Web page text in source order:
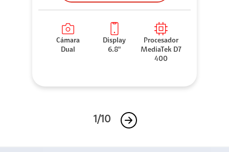
Cámara
Dual
Display
6.8"
Procesador
MediaTek D7
400
1/10